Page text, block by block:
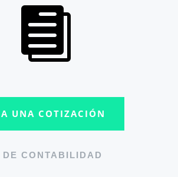

UNA COTIZACIÓN
CONTABILIDAD